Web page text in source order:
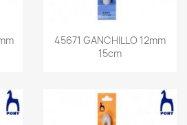
45671 GANCHILLO 12mm
15cm